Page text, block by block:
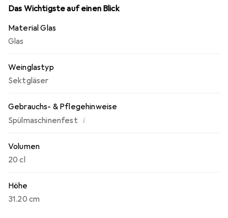
Das Wichtigste auf einen Blick
Material Glas
Glas
Weinglastyp
Sektgläser
Gebrauchs- & Pflegehinweise
Spülmaschinenfest i
Volumen
20 cl
Höhe
31.20 cm